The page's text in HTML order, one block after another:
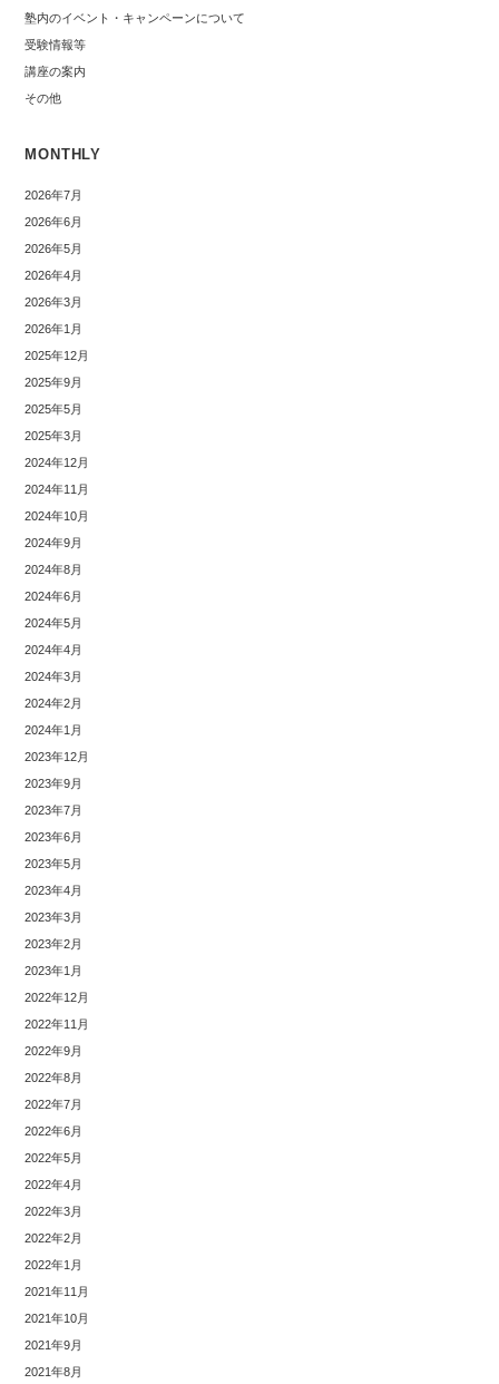
塾内のイベント・キャンペーンについて
受験情報等
講座の案内
その他
MONTHLY
2026年7月
2026年6月
2026年5月
2026年4月
2026年3月
2026年1月
2025年12月
2025年9月
2025年5月
2025年3月
2024年12月
2024年11月
2024年10月
2024年9月
2024年8月
2024年6月
2024年5月
2024年4月
2024年3月
2024年2月
2024年1月
2023年12月
2023年9月
2023年7月
2023年6月
2023年5月
2023年4月
2023年3月
2023年2月
2023年1月
2022年12月
2022年11月
2022年9月
2022年8月
2022年7月
2022年6月
2022年5月
2022年4月
2022年3月
2022年2月
2022年1月
2021年11月
2021年10月
2021年9月
2021年8月